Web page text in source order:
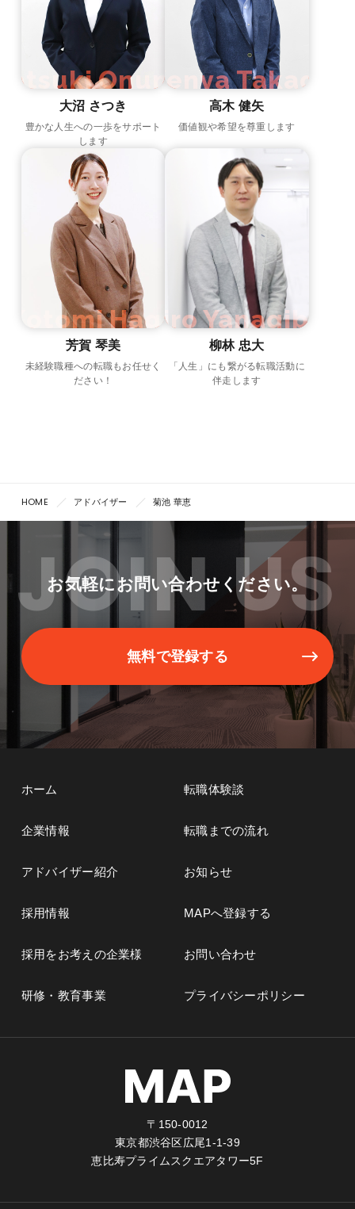
Onuma
大沼 さつき
豊かな人生への一歩をサポート
します
Kenya Takagi
高木 健矢
価値観や希望を尊重します
Kotomi Haga
芳賀 琴美
未経験職種への転職もお任せく
ださい！
Tadahiro
柳林 忠大
「人生」にも繋がる転職活動に
伴走します
HOME アドバイザー 菊池 華恵
JOIN US
お気軽にお問い合わせください。
無料で登録する
ホーム
企業情報
アドバイザー紹介
転職体験談
転職までの流れ
お知らせ
採用情報
採用をお考えの企業様
研修・教育事業
MAPへ登録する
お問い合わせ
プライバシーポリシー
〒150-0012
東京都渋谷区広尾1-1-39
恵比寿プライムスクエアタワー5F